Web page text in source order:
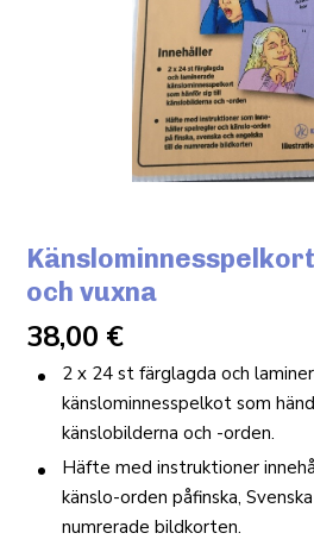
och vuxna
38,00 €
2 x 24 st färglagda och
känslominnesspelkot som
känslobilderna och -orden.
Häfte med instruktioner
känslo-orden påfinska,
numrerade bildkorten.